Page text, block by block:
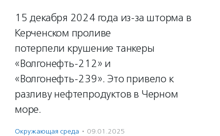
15 декабря 2024 года из-за шторма в
Керченском проливе
потерпели крушение танкеры
«Волгонефть-212» и
«Волгонефть-239». Это привело к
разливу нефтепродуктов в Черном
море.
Окружающая среда · 09.01.2025